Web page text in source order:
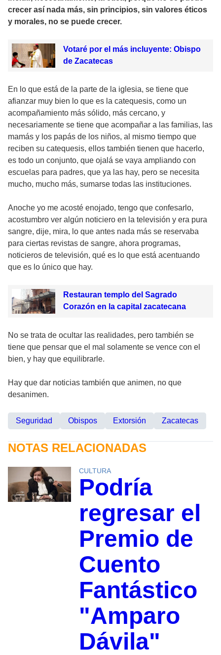
crecer así nada más, sin principios, sin valores éticos
y morales, no se puede crecer.
Votaré por el más incluyente: Obispo
de Zacatecas
En lo que está de la parte de la iglesia, se tiene que
afianzar muy bien lo que es la catequesis, como un
acompañamiento más sólido, más cercano, y
necesariamente se tiene que acompañar a las familias, las
mamás y los papás de los niños, al mismo tiempo que
reciben su catequesis, ellos también tienen que hacerlo,
es todo un conjunto, que ojalá se vaya ampliando con
escuelas para padres, que ya las hay, pero se necesita
mucho, mucho más, sumarse todas las instituciones.
Anoche yo me acosté enojado, tengo que confesarlo,
acostumbro ver algún noticiero en la televisión y era pura
sangre, dije, mira, lo que antes nada más se reservaba
para ciertas revistas de sangre, ahora programas,
noticieros de televisión, qué es lo que está acentuando
que es lo único que hay.
Restauran templo del Sagrado
Corazón en la capital zacatecana
No se trata de ocultar las realidades, pero también se
tiene que pensar que el mal solamente se vence con el
bien, y hay que equilibrarle.
Hay que dar noticias también que animen, no que
desanimen.
Seguridad Obispos Extorsión Zacatecas
NOTAS RELACIONADAS
CULTURA
Podría
regresar el
Premio de
Cuento
Fantástico
"Amparo
Dávila"